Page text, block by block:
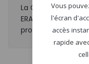
La Garantie ERA
ERA qui garantit à
propriété en cas
Vous
l'écran
accès
rapide